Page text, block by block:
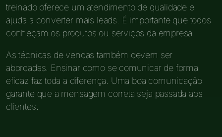
treinado oferece um atendimento de qualidade e
ajuda a converter mais leads. É importante que todos
conheçam os produtos ou serviços da empresa.
As técnicas de vendas também devem ser
abordadas. Ensinar como se comunicar de forma
eficaz faz toda a diferença. Uma boa comunicação
garante que a mensagem correta seja passada aos
clientes.